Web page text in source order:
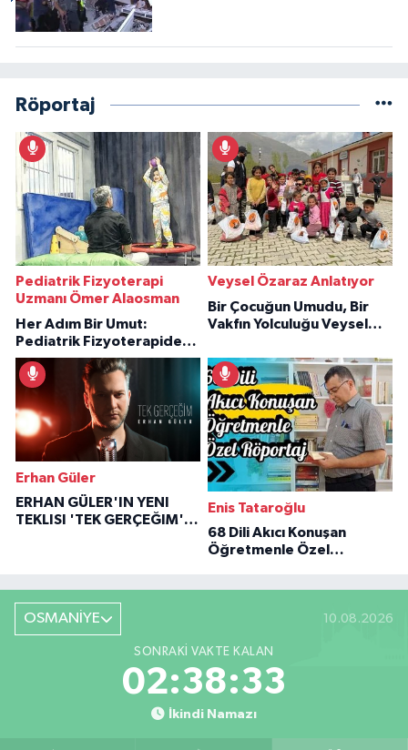
Röportaj
Pediatrik Fizyoterapi
Uzmanı Ömer Alaosman
Her Adım Bir Umut:
Pediatrik Fizyoterapiden
İlham Veren Hikâyeler
Veysel Özaraz Anlatıyor
Bir Çocuğun Umudu, Bir
Vakfın Yolculuğu Veysel
Erhan Güler
ERHAN GÜLER'IN YENI
TEKLISI 'TEK GERÇEĞIM'LE
Enis Tataroğlu
68 Dili Akıcı Konuşan
Öğretmenle Özel
OSMANİYE 10.08.2026
SONRAKI VAKTE KALAN
02:38:32
İkindi Namazı